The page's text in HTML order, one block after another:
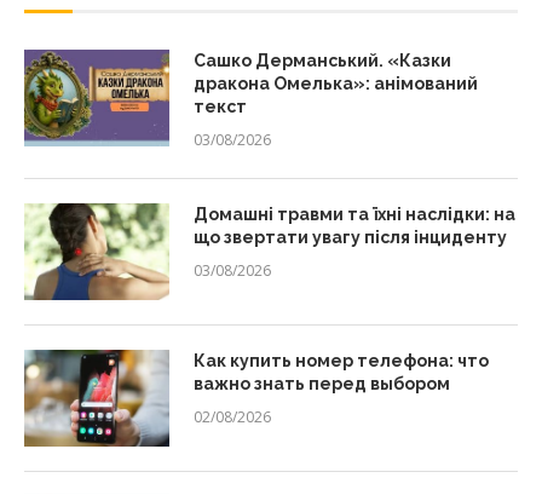
Сашко Дерманський. «Казки
дракона Омелька»: анімований
текст
03/08/2026
Домашні травми та їхні наслідки: на
що звертати увагу після інциденту
03/08/2026
Как купить номер телефона: что
важно знать перед выбором
02/08/2026